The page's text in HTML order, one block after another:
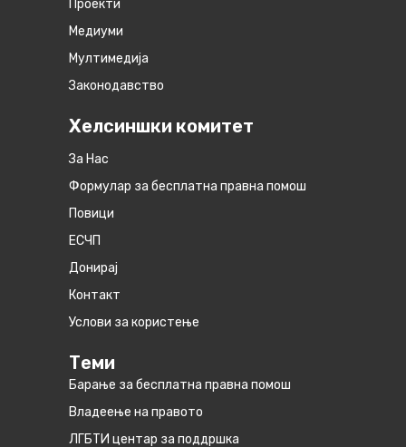
Проекти
Медиуми
Мултимедија
Законодавство
Хелсиншки комитет
За Нас
Формулар за бесплатна правна помош
Повици
ЕСЧП
Донирај
Контакт
Услови за користење
Теми
Барање за бесплатна правна помош
Владеење на правото
ЛГБТИ центар за поддршка